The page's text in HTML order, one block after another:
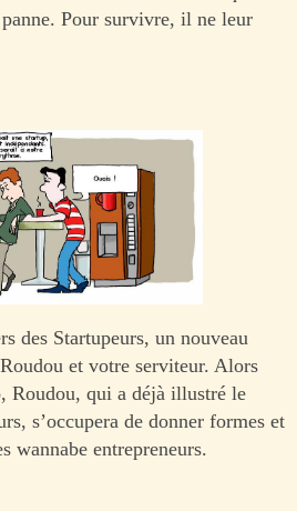
Pour survivre, il ne leur
des Startupeurs, un nouveau
et votre serviteur. Alors
Roudou, qui a déjà illustré le
s’occupera de donner formes et
wannabe entrepreneurs.